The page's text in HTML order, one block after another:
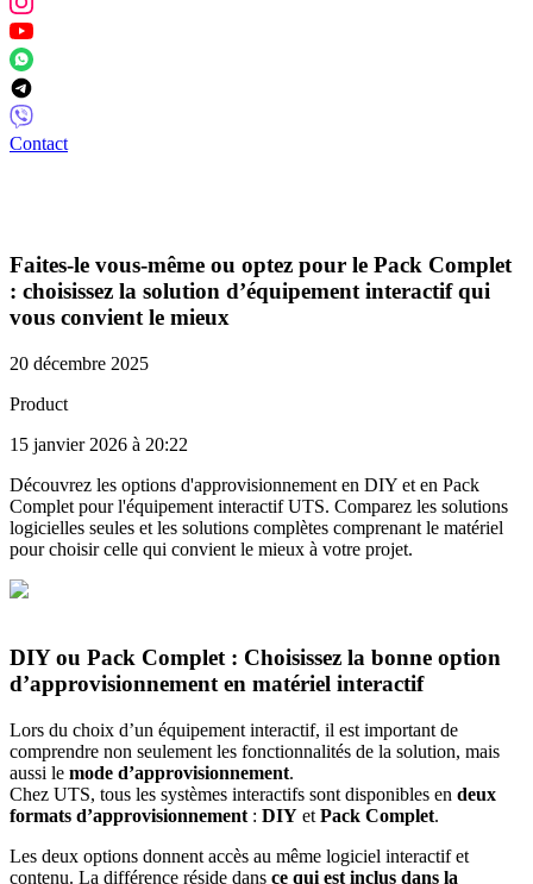
Contact
Faites-le vous-même ou optez pour le Pack Complet
: choisissez la solution d’équipement interactif qui
vous convient le mieux
20 décembre 2025
Product
15 janvier 2026 à 20:22
Découvrez les options d'approvisionnement en DIY et en Pack
Complet pour l'équipement interactif UTS. Comparez les solutions
logicielles seules et les solutions complètes comprenant le matériel
pour choisir celle qui convient le mieux à votre projet.
DIY ou Pack Complet : Choisissez la bonne option
d’approvisionnement en matériel interactif
Lors du choix d’un équipement interactif, il est important de
comprendre non seulement les fonctionnalités de la solution, mais
aussi le mode d’approvisionnement.
Chez UTS, tous les systèmes interactifs sont disponibles en deux
formats d’approvisionnement : DIY et Pack Complet.
Les deux options donnent accès au même logiciel interactif et
contenu. La différence réside dans ce qui est inclus dans la